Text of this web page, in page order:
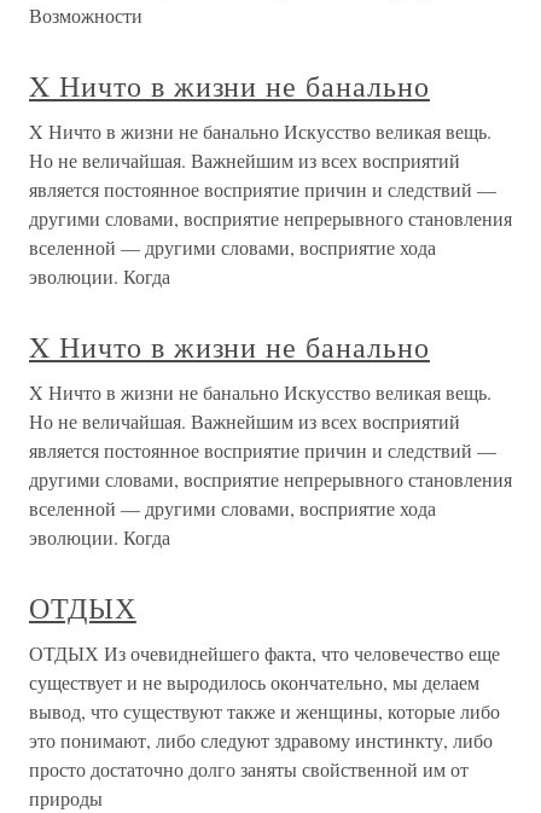
Возможности
X Ничто в жизни не банально
X Ничто в жизни не банально Искусство великая вещь.
Но не величайшая. Важнейшим из всех восприятий
является постоянное восприятие причин и следствий —
другими словами, восприятие непрерывного становления
вселенной — другими словами, восприятие хода
эволюции. Когда
X Ничто в жизни не банально
X Ничто в жизни не банально Искусство великая вещь.
Но не величайшая. Важнейшим из всех восприятий
является постоянное восприятие причин и следствий —
другими словами, восприятие непрерывного становления
вселенной — другими словами, восприятие хода
эволюции. Когда
ОТДЫХ
ОТДЫХ Из очевиднейшего факта, что человечество еще
существует и не выродилось окончательно, мы делаем
вывод, что существуют также и женщины, которые либо
это понимают, либо следуют здравому инстинкту, либо
просто достаточно долго заняты свойственной им от
природы